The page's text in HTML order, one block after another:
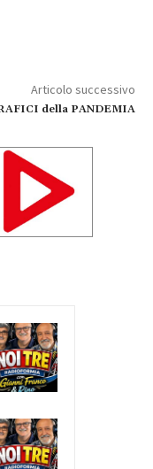
Articolo successivo
della PANDEMIA